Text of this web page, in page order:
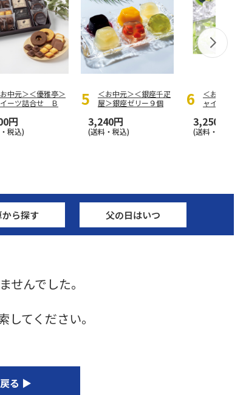
中元＞＜優雅亭＞
ーツ詰合せ Ｂ
円
税込)
＜お中元＞＜銀座千疋
屋＞銀座ゼリー９個
3,240円
(送料・税込)
＜お中元＞
ャインマス
3,250円
(送料・税込)
から探す 父の日はいつ
せんでした。
してください。
る ▶